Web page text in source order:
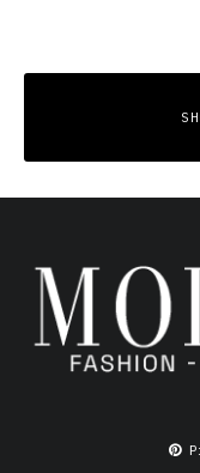
Your email address
are marked*
Comment*